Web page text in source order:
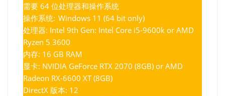
需要 64 位处理器和操作系统
操作系统: Windows 11 (64 bit only)
处理器: Intel 9th Gen: Intel Core i5-9600k or AMD
Ryzen 5 3600
内存: 16 GB RAM
显卡: NVIDIA GeForce RTX 2070 (8GB) or AMD
Radeon RX-6600 XT (8GB)
DirectX 版本: 12